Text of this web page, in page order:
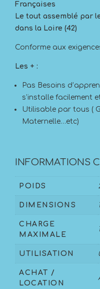
Françaises
Le tout assemblé par
dans la Loire (42)
Conforme aux
Les + :
Pas Besoins
s’installe facilement
Utilisable par tous (
Maternelle…etc)
INFORMATIONS
POIDS
DIMENSIONS
CHARGE
MAXIMALE
UTILISATION
ACHAT /
LOCATION